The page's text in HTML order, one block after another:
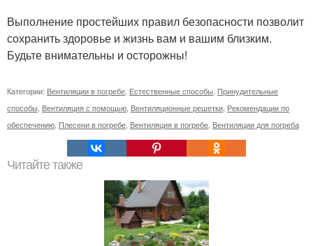
Выполнение простейших правил безопасности позволит
сохранить здоровье и жизнь вам и вашим близким.
Будьте внимательны и осторожны!
Категории: Вентиляции в погребе, Естественные способы, Принудительные
способы, Вентиляция с помощью, Вентиляционные решетки, Рекомендации по
обеспечению, Плесени в погребе, Вентиляция в погребе, Вентиляции для погреба
Читайте также